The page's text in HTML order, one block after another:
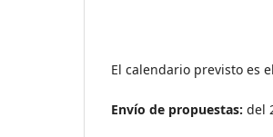
El calendario previsto es
Envío de propuestas: del